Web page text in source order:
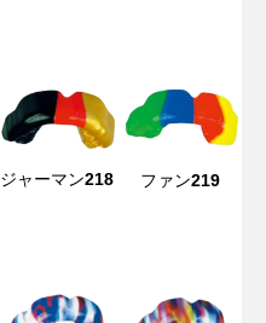
ジャーマン218 ファン219